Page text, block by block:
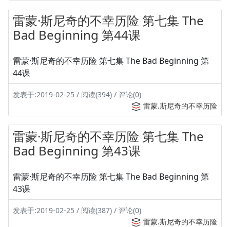
雷蒙·斯尼奇的不幸历险 第七集 The
Bad Beginning 第44课
雷蒙·斯尼奇的不幸历险 第七集 The Bad Beginning 第
44课
发表于:2019-02-25 / 阅读(394) / 评论(0)
雷蒙.斯尼奇的不幸历险
雷蒙·斯尼奇的不幸历险 第七集 The
Bad Beginning 第43课
雷蒙·斯尼奇的不幸历险 第七集 The Bad Beginning 第
43课
发表于:2019-02-25 / 阅读(387) / 评论(0)
雷蒙.斯尼奇的不幸历险